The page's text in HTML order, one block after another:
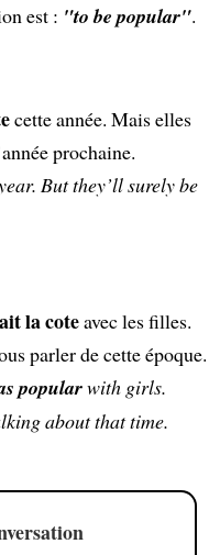
est : "to be popular".
cette année. Mais elles
prochaine.
But they’ll surely be
la coteavec les filles.
parler de cette époque.
popularwith girls.
about that time.